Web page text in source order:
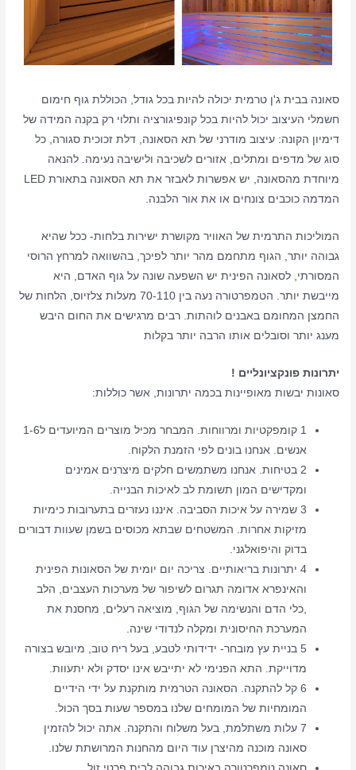
סאונה בבית ג'ן טרמית יכולה להיות בכל גודל, הכוללת גוף חימום
חשמלי העיצוב יכול להיות בכל קונפיגורציה ותלוי רק בקנה המידה של
דימיון הקונה: עיצוב מודרני של תא הסאונה, דלת זכוכית סגורה, כל
סוג של מדפים ומתלים, אזורים לשכיבה ולישיבה נעימה. להנאה
מיוחדת מהסאונה, יש אפשרות לאבזר את תא הסאונה בתאורת LED
המדמה כוכבים צונחים או את אור הלבנה.
המוליכות התרמית של האוויר מקושרת ישירות בלחות- ככל שהיא
גבוהה יותר, הגוף מתחמם מהר יותר לפיכך, בהשוואה למרחץ הרוסי
המסורתי, לסאונה הפינית יש השפעה שונה על גוף האדם, היא
מייבשת יותר. הטמפרטורה נעה בין 70-110 מעלות צלזיוס, הלחות של
החמצן המחומם באבנים לוהתות. רבים מרגישים את החום היבש
מענג יותר וסובלים אותו הרבה יותר בקלות
יתרונות פונקציונליים !
סאונות יבשות מאופיינות בכמה יתרונות, אשר כוללות:
1 קומפקטיות ומרווחות. המבחר מכיל מוצרים המיועדים ל1-6
אנשים. אנחנו בונים לפי הזמנת הלקוח.
2 בטיחות. אנחנו משתמשים חלקים מיצרנים אמינים
ומקדישים המון תשומת לב לאיכות הבנייה.
3 שמירה על איכות הסביבה. איננו נעזרים בתערובות כימיות
מזיקות אחרות. המשטחים שבתא מכוסים בשמן שעוות דבורים
בדוק והיפואלגני.
4 יתרונות בריאותיים. צריכה יום יומית של הסאונות הפינית
והאינפרא אדומה תגרום לשיפור של מערכות העצבים, הלב
,כלי הדם והנשימה של הגוף, מוציאה רעלים, מחסנת את
המערכת החיסונית ומקלה לנדודי שינה.
5 בניית עץ מובחר- ידידותי לטבע, בעל ריח טוב, מיובש בצורה
מדוייקת. התא הפנימי לא יתייבש אינו יסדק ולא יתעוות.
6 קל להתקנה. הסאונה הטרמית מותקנת על ידי הידיים
המומחיות של המומחים שלנו במספר שעות בסך הכול.
7 עלות משתלמת, בעל משלוח והתקנה. אתה יכול להזמין
סאונה מוכנה מהיצרן עוד היום מהחנות המרושתת שלנו.